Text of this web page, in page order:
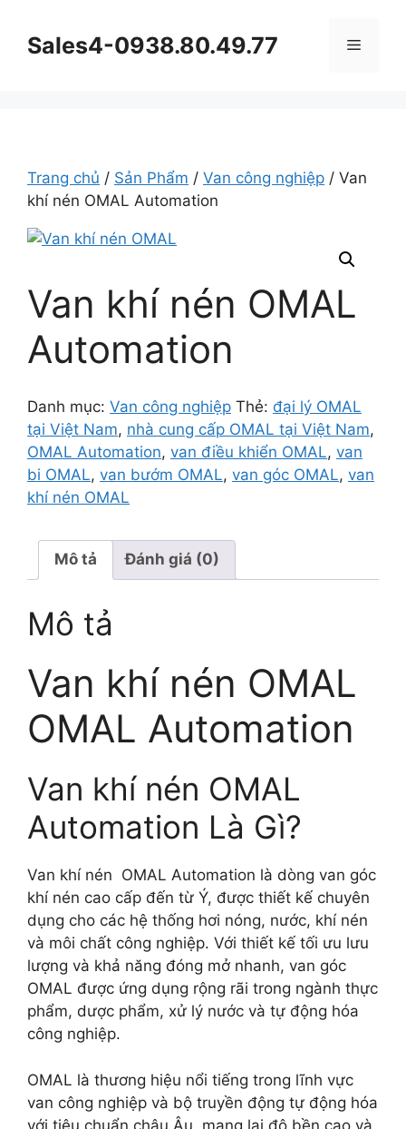
Sales4-0938.80.49.77 Menu
Trang chủ / Sản Phẩm / Van công nghiệp / Van
khí nén OMAL Automation
Van khí nén OMAL
Automation
Danh mục: Van công nghiệp Thẻ: đại lý OMAL
tại Việt Nam, nhà cung cấp OMAL tại Việt Nam,
OMAL Automation, van điều khiển OMAL, van
bi OMAL, van bướm OMAL, van góc OMAL, van
khí nén OMAL
Mô tả Đánh giá (0)
Mô tả
Van khí nén OMAL
OMAL Automation
Van khí nén OMAL
Automation Là Gì?
Van khí nén OMAL Automation là dòng van góc
khí nén cao cấp đến từ Ý, được thiết kế chuyên
dụng cho các hệ thống hơi nóng, nước, khí nén
và môi chất công nghiệp. Với thiết kế tối ưu lưu
lượng và khả năng đóng mở nhanh, van góc
OMAL được ứng dụng rộng rãi trong ngành thực
phẩm, dược phẩm, xử lý nước và tự động hóa
công nghiệp.
OMAL là thương hiệu nổi tiếng trong lĩnh vực
van công nghiệp và bộ truyền động tự động hóa
với tiêu chuẩn châu Âu, mang lại độ bền cao và